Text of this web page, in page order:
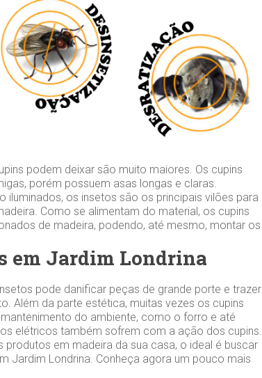
podem deixar são muito maiores. Os cupins
porém possuem asas longas e claras.
os insetos são os principais vilões para
Como se alimentam do material, os cupins
de madeira, podendo, até mesmo, montar os
em Jardim Londrina
pode danificar peças de grande porte e trazer
Além da parte estética, muitas vezes os cupins
do ambiente, como o forro e até
elétricos também sofrem com a ação dos cupins.
em madeira da sua casa, o ideal é buscar
Jardim Londrina. Conheça agora um pouco mais